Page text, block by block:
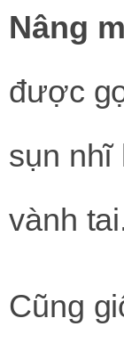
Nâng
được
sụn nhĩ
vành
Cũng